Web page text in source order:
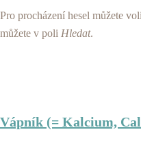
Pro procházení hesel můžete
můžete v poli Hledat.
Vápník (= Kalcium,